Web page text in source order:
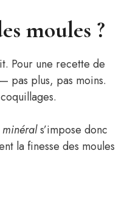
moules ?
Pour une recette de
— pas plus, pas moins.
minérals’impose donc
la finesse des moules